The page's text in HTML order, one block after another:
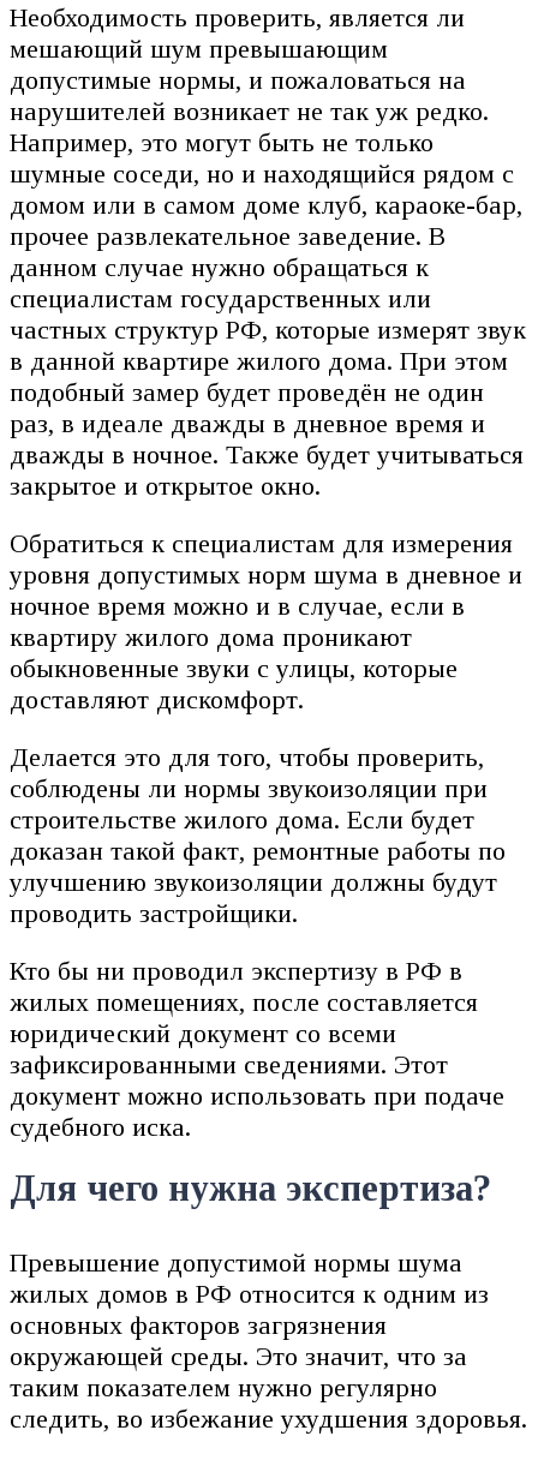
Необходимость проверить, является ли
мешающий шум превышающим
допустимые нормы, и пожаловаться на
нарушителей возникает не так уж редко.
Например, это могут быть не только
шумные соседи, но и находящийся рядом с
домом или в самом доме клуб, караоке-бар,
прочее развлекательное заведение. В
данном случае нужно обращаться к
специалистам государственных или
частных структур РФ, которые измерят звук
в данной квартире жилого дома. При этом
подобный замер будет проведён не один
раз, в идеале дважды в дневное время и
дважды в ночное. Также будет учитываться
закрытое и открытое окно.
Обратиться к специалистам для измерения
уровня допустимых норм шума в дневное и
ночное время можно и в случае, если в
квартиру жилого дома проникают
обыкновенные звуки с улицы, которые
доставляют дискомфорт.
Делается это для того, чтобы проверить,
соблюдены ли нормы звукоизоляции при
строительстве жилого дома. Если будет
доказан такой факт, ремонтные работы по
улучшению звукоизоляции должны будут
проводить застройщики.
Кто бы ни проводил экспертизу в РФ в
жилых помещениях, после составляется
юридический документ со всеми
зафиксированными сведениями. Этот
документ можно использовать при подаче
судебного иска.
Для чего нужна экспертиза?
Превышение допустимой нормы шума
жилых домов в РФ относится к одним из
основных факторов загрязнения
окружающей среды. Это значит, что за
таким показателем нужно регулярно
следить, во избежание ухудшения здоровья.